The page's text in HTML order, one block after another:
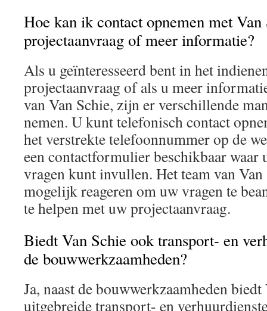
Hoe kan ik contact opnemen met Van
projectaanvraag of meer informatie?
Als u geïnteresseerd bent in het
projectaanvraag of als u meer
van Van Schie, zijn er verschillende
nemen. U kunt telefonisch contact
het verstrekte telefoonnummer op de
een contactformulier beschikbaar waar
vragen kunt invullen. Het team van
mogelijk reageren om uw vragen te
te helpen met uw projectaanvraag.
Biedt Van Schie ook transport- en
de bouwwerkzaamheden?
Ja, naast de bouwwerkzaamheden
uitgebreide transport- en